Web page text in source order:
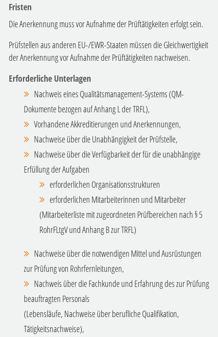
Fristen
Die Anerkennung muss vor Aufnahme der Prüftätigkeiten erfolgt sein.
Prüfstellen aus anderen EU-/EWR-Staaten müssen die Gleichwertigkeit
der Anerkennung vor Aufnahme der Prüftätigkeiten nachweisen.
Erforderliche Unterlagen
Nachweis eines Qualitätsmanagement-Systems (QM-
Dokumente bezogen auf Anhang L der TRFL),
Vorhandene Akkreditierungen und Anerkennungen,
Nachweise über die Unabhängigkeit der Prüfstelle,
Nachweise über die Verfügbarkeit der für die unabhängige
Erfüllung der Aufgaben
erforderlichen Organisationsstrukturen
erforderlichen Mitarbeiterinnen und Mitarbeiter
(Mitarbeiterliste mit zugeordneten Prüfbereichen nach § 5
RohrFLtgV und Anhang B zur TRFL)
Nachweise über die notwendigen Mittel und Ausrüstungen
zur Prüfung von Rohrfernleitungen,
Nachweis über die Fachkunde und Erfahrung des zur Prüfung
beauftragten Personals
(Lebensläufe, Nachweise über berufliche Qualifikation,
Tätigkeitsnachweise),